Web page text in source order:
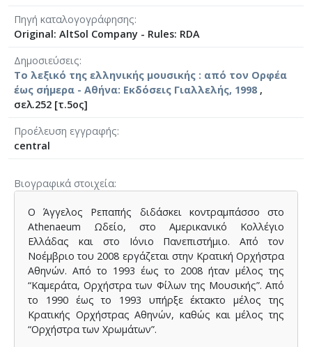
Πηγή καταλογογράφησης
Original: AltSol Company - Rules: RDA
Δημοσιεύσεις
Το λεξικό της ελληνικής μουσικής : από τον Ορφέα
έως σήμερα - Αθήνα: Εκδόσεις Γιαλλελής, 1998 ,
σελ.252 [τ.5ος]
Προέλευση εγγραφής
central
Βιογραφικά στοιχεία
Ο Άγγελος Ρεπαπής διδάσκει κοντραμπάσσο στο
Athenaeum Ωδείο, στο Αμερικανικό Κολλέγιο
Ελλάδας και στο Ιόνιο Πανεπιστήμιο. Από τον
Νοέμβριο του 2008 εργάζεται στην Κρατική Ορχήστρα
Αθηνών. Από το 1993 έως το 2008 ήταν μέλος της
“Καμεράτα, Ορχήστρα των Φίλων της Μουσικής”. Από
το 1990 έως το 1993 υπήρξε έκτακτο μέλος της
Κρατικής Ορχήστρας Αθηνών, καθώς και μέλος της
“Ορχήστρα των Χρωμάτων”.